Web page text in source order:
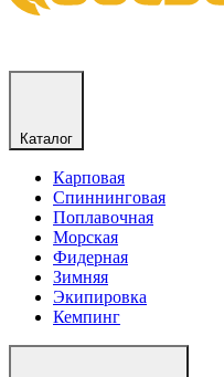
Каталог
Карповая
Спиннинговая
Поплавочная
Морская
Фидерная
Зимняя
Экипировка
Кемпинг